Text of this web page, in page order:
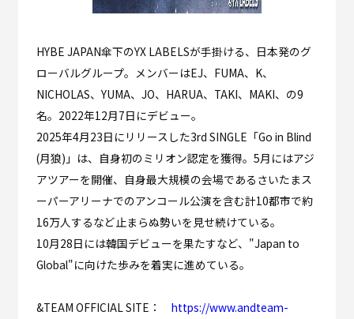
HYBE JAPAN傘下のYX LABELSが手掛ける、日本発のグ
ローバルグループ。メンバーはEJ、FUMA、K、
NICHOLAS、YUMA、JO、HARUA、TAKI、MAKI、の9
名。2022年12月7日にデビュー。
2025年4月23日にリリースした3rd SINGLE「Go in Blind
(月狼)」は、自身初のミリオン認定を獲得。5月にはアジ
アツアーを開催、自身最大規模の会場であるさいたまス
ーパーアリーナでのアンコール公演を含む計10都市で約
16万人するなど止まらぬ勢いを見せ続けている。
10月28日には韓国デビューを果たすなど、"Japan to
Global"に向けた歩みを着実に進めている。
&TEAM OFFICIAL SITE： https://www.andteam-